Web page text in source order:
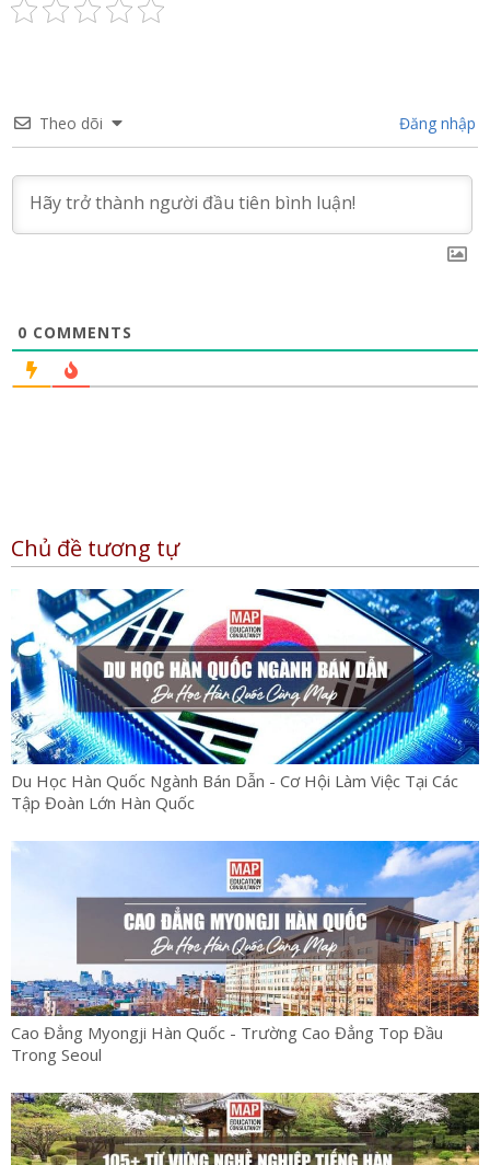
Theo dõi Đăng nhập
0 COMMENTS
Chủ đề tương tự
Du Học Hàn Quốc Ngành Bán Dẫn - Cơ Hội Làm Việc Tại Các
Tập Đoàn Lớn Hàn Quốc
Cao Đẳng Myongji Hàn Quốc - Trường Cao Đẳng Top Đầu
Trong Seoul